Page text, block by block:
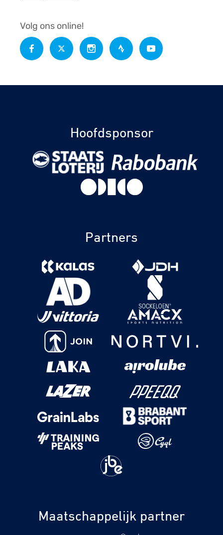
Volg ons online!
Hoofdsponsor
Partners
Maatschappelijk partner